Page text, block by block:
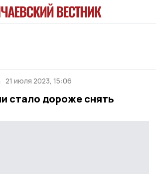
21 июля 2023, 15:06
стало дороже снять